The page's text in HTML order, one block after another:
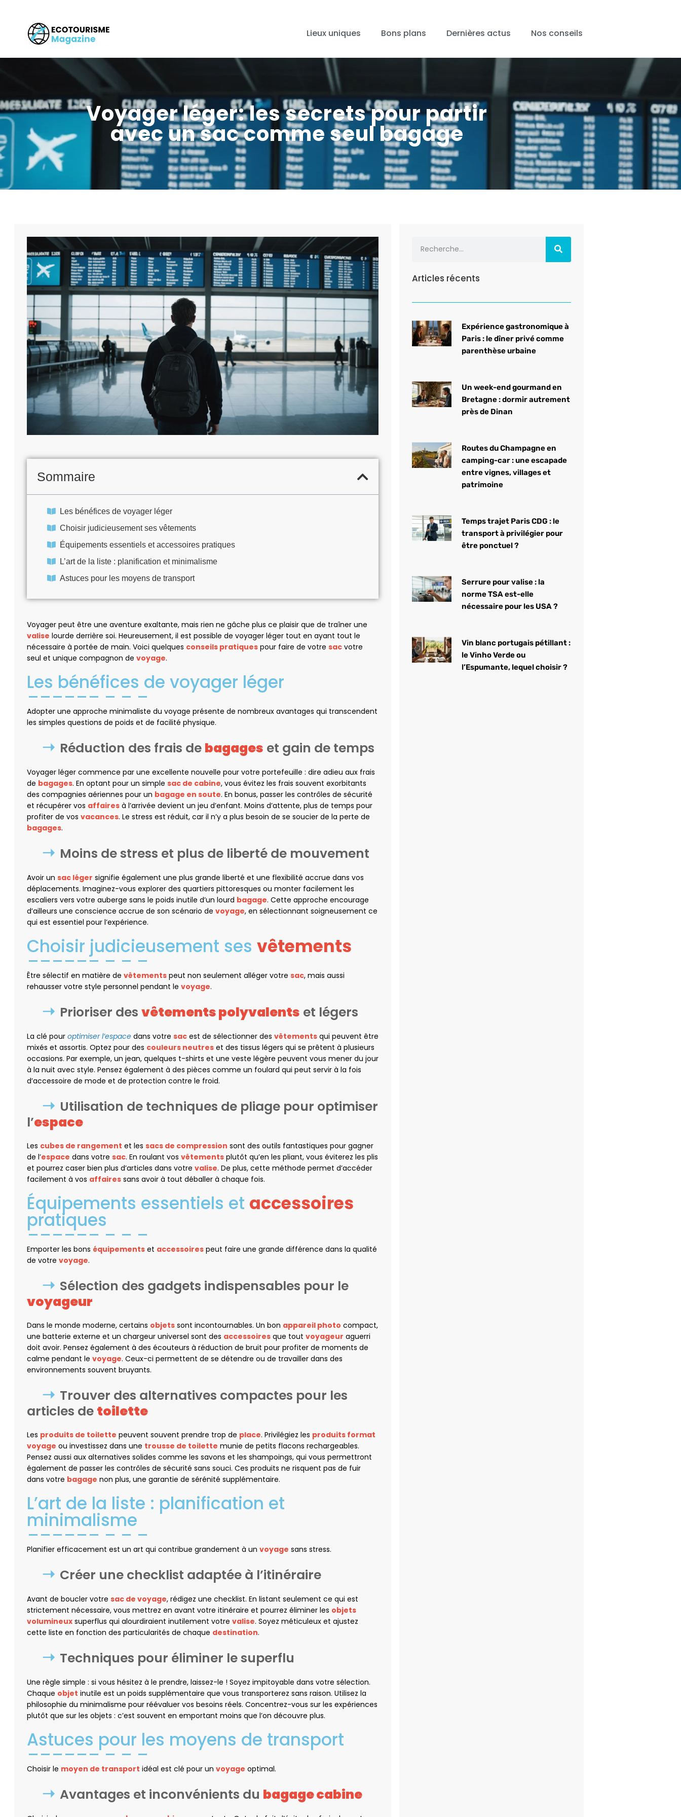
Lieux uniques Bons plans Dernières actus Nos conseils
Voyager léger: les secrets pour partir
avec un sac comme seul bagage
Sommaire
Les bénéfices de voyager léger
Choisir judicieusement ses vêtements
Équipements essentiels et accessoires pratiques
L’art de la liste : planification et minimalisme
Astuces pour les moyens de transport
Voyager peut être une aventure exaltante, mais rien ne gâche plus ce plaisir que de traîner une
valise lourde derrière soi. Heureusement, il est possible de voyager léger tout en ayant tout le
nécessaire à portée de main. Voici quelques conseils pratiques pour faire de votre sac votre
seul et unique compagnon de voyage.
Les bénéfices de voyager léger
Adopter une approche minimaliste du voyage présente de nombreux avantages qui transcendent
les simples questions de poids et de facilité physique.
Réduction des frais de bagages et gain de temps
Voyager léger commence par une excellente nouvelle pour votre portefeuille : dire adieu aux frais
de bagages. En optant pour un simple sac de cabine, vous évitez les frais souvent exorbitants
des compagnies aériennes pour un bagage en soute. En bonus, passer les contrôles de sécurité
et récupérer vos affaires à l’arrivée devient un jeu d’enfant. Moins d’attente, plus de temps pour
profiter de vos vacances. Le stress est réduit, car il n’y a plus besoin de se soucier de la perte de
bagages.
Moins de stress et plus de liberté de mouvement
Avoir un sac léger signifie également une plus grande liberté et une flexibilité accrue dans vos
déplacements. Imaginez-vous explorer des quartiers pittoresques ou monter facilement les
escaliers vers votre auberge sans le poids inutile d’un lourd bagage. Cette approche encourage
d’ailleurs une conscience accrue de son scénario de voyage, en sélectionnant soigneusement ce
qui est essentiel pour l’expérience.
Choisir judicieusement ses vêtements
Être sélectif en matière de vêtements peut non seulement alléger votre sac, mais aussi
rehausser votre style personnel pendant le voyage.
Prioriser des vêtements polyvalents et légers
La clé pour optimiser l’espace dans votre sac est de sélectionner des vêtements qui peuvent être
mixés et assortis. Optez pour des couleurs neutres et des tissus légers qui se prêtent à plusieurs
occasions. Par exemple, un jean, quelques t-shirts et une veste légère peuvent vous mener du jour
à la nuit avec style. Pensez également à des pièces comme un foulard qui peut servir à la fois
d’accessoire de mode et de protection contre le froid.
Utilisation de techniques de pliage pour optimiser
l’espace
Les cubes de rangement et les sacs de compression sont des outils fantastiques pour gagner
de l’espace dans votre sac. En roulant vos vêtements plutôt qu’en les pliant, vous éviterez les plis
et pourrez caser bien plus d’articles dans votre valise. De plus, cette méthode permet d’accéder
facilement à vos affaires sans avoir à tout déballer à chaque fois.
Équipements essentiels et accessoires
pratiques
Emporter les bons équipements et accessoires peut faire une grande différence dans la qualité
de votre voyage.
Sélection des gadgets indispensables pour le
voyageur
Dans le monde moderne, certains objets sont incontournables. Un bon appareil photo compact,
une batterie externe et un chargeur universel sont des accessoires que tout voyageur aguerri
doit avoir. Pensez également à des écouteurs à réduction de bruit pour profiter de moments de
calme pendant le voyage. Ceux-ci permettent de se détendre ou de travailler dans des
environnements souvent bruyants.
Trouver des alternatives compactes pour les
articles de toilette
Les produits de toilette peuvent souvent prendre trop de place. Privilégiez les produits format
voyage ou investissez dans une trousse de toilette munie de petits flacons rechargeables.
Pensez aussi aux alternatives solides comme les savons et les shampoings, qui vous permettront
également de passer les contrôles de sécurité sans souci. Ces produits ne risquent pas de fuir
dans votre bagage non plus, une garantie de sérénité supplémentaire.
L’art de la liste : planification et
minimalisme
Planifier efficacement est un art qui contribue grandement à un voyage sans stress.
Créer une checklist adaptée à l’itinéraire
Avant de boucler votre sac de voyage, rédigez une checklist. En listant seulement ce qui est
strictement nécessaire, vous mettrez en avant votre itinéraire et pourrez éliminer les objets
volumineux superflus qui alourdiraient inutilement votre valise. Soyez méticuleux et ajustez
cette liste en fonction des particularités de chaque destination.
Techniques pour éliminer le superflu
Une règle simple : si vous hésitez à le prendre, laissez-le ! Soyez impitoyable dans votre sélection.
Chaque objet inutile est un poids supplémentaire que vous transporterez sans raison. Utilisez la
philosophie du minimalisme pour réévaluer vos besoins réels. Concentrez-vous sur les expériences
plutôt que sur les objets : c’est souvent en emportant moins que l’on découvre plus.
Astuces pour les moyens de transport
Choisir le moyen de transport idéal est clé pour un voyage optimal.
Avantages et inconvénients du bagage cabine
Articles récents
Expérience gastronomique à
Paris : le dîner privé comme
parenthèse urbaine
Un week-end gourmand en
Bretagne : dormir autrement
près de Dinan
Routes du Champagne en
camping-car : une escapade
entre vignes, villages et
patrimoine
Temps trajet Paris CDG : le
transport à privilégier pour
être ponctuel ?
Serrure pour valise : la
norme TSA est-elle
nécessaire pour les USA ?
Vin blanc portugais pétillant :
le Vinho Verde ou
l’Espumante, lequel choisir ?